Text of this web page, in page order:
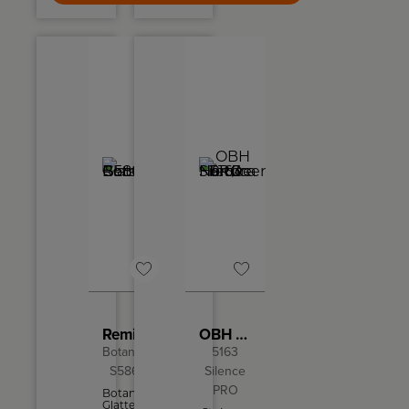
overalt
gør, at
du
display,
Botanicals
S5860
Botanicals
Glattejern
OBH Nordica Hårtørrer
5163
Silence
PRO